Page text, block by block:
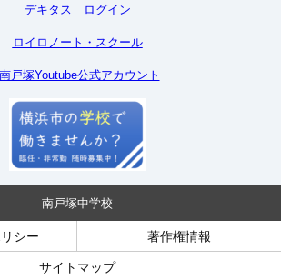
デキタス ログイン
ロイロノート・スクール
南戸塚Youtube公式アカウント
南戸塚中学校
シー 著作権情報
サイトマップ